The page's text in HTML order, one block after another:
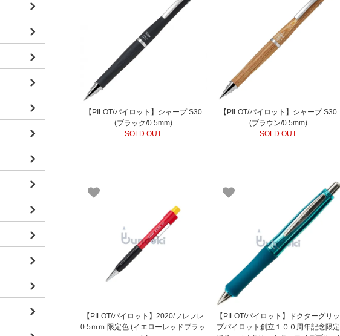
【PILOT/パイロット】シャープ S30
(ブラック/0.5mm)
SOLD OUT
【PILOT/パイロット】シャープ S30
(ブラウン/0.5mm)
SOLD OUT
【PILOT/パイロット】2020/フレフレ
0.5ｍｍ 限定色 (イエローレッドブラッ
【PILOT/パイロット】ドクターグリッ
プパイロット創立１００周年記念限定